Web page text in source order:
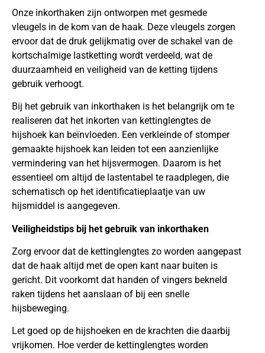
Onze inkorthaken zijn ontworpen met gesmede
vleugels in de kom van de haak. Deze vleugels zorgen
ervoor dat de druk gelijkmatig over de schakel van de
kortschalmige lastketting wordt verdeeld, wat de
duurzaamheid en veiligheid van de ketting tijdens
gebruik verhoogt.
Bij het gebruik van inkorthaken is het belangrijk om te
realiseren dat het inkorten van kettinglengtes de
hijshoek kan beïnvloeden. Een verkleinde of stomper
gemaakte hijshoek kan leiden tot een aanzienlijke
vermindering van het hijsvermogen. Daarom is het
essentieel om altijd de lastentabel te raadplegen, die
schematisch op het identificatieplaatje van uw
hijsmiddel is aangegeven.
Veiligheidstips bij het gebruik van inkorthaken
Zorg ervoor dat de kettinglengtes zo worden aangepast
dat de haak altijd met de open kant naar buiten is
gericht. Dit voorkomt dat handen of vingers bekneld
raken tijdens het aanslaan of bij een snelle
hijsbeweging.
Let goed op de hijshoeken en de krachten die daarbij
vrijkomen. Hoe verder de kettinglengtes worden